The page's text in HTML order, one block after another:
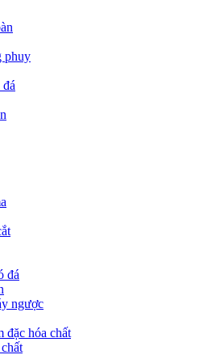
phuy
đá
ngược
đặc hóa chất